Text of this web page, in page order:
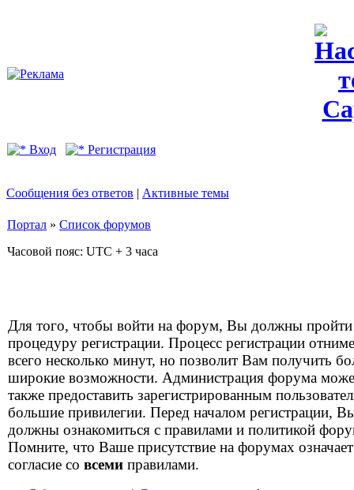
Вход Регистрация
Сообщения без ответов | Активные темы
Портал » Список форумов
Часовой пояс: UTC + 3 часа
Для того, чтобы войти на форум, Вы должны пройти
процедуру регистрации. Процесс регистрации
всего несколько минут, но позволит Вам получить
широкие возможности. Администрация форума
также предоставить зарегистрированным
большие привилегии. Перед началом регистрации,
должны ознакомиться с правилами и политикой
Помните, что Ваше присутствие на форумах означает
согласие со всеми правилами.